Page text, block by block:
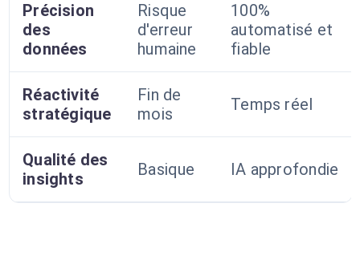
Précision
des
données
Risque
d'erreur
humaine
100%
automatisé et
fiable
Réactivité
stratégique
Fin de
mois
Temps réel
Qualité des
insights
Basique IA approfondie